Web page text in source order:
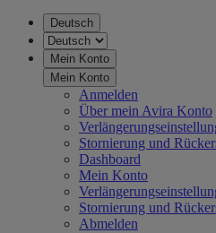
Deutsch
Mein Konto
Mein Konto
Anmelden
Über mein Avira Konto
Stornierung und
Dashboard
Mein Konto
Stornierung und
Abmelden